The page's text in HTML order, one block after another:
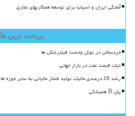
آمادگی ایران و اسپانیا برای توسعه همکاریهای تجاری
پربحث ترین ها
خردسالان در تونل وحشت فیلترشکن ها
ثبات قیمت نفت در بازار جهانی
رشد 25 درصدی مالیات تولید فشار مالیاتی به سایر حوزه ها منتقل شد
پلن B همیشگی